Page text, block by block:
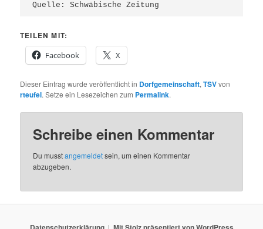
Quelle: Schwäbische Zeitung
TEILEN MIT:
Facebook
X
Dieser Eintrag wurde veröffentlicht in Dorfgemeinschaft,TSVvon
rteufel. Setze ein Lesezeichen zum Permalink.
Schreibe einen Kommentar
Du musstangemeldetsein, um einen Kommentar
abzugeben.